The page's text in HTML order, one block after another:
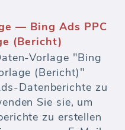
— Bing Ads PPC
(Bericht)
Vorlage "Bing
(Bericht)"
Datenberichte zu
Sie sie, um
zu erstellen